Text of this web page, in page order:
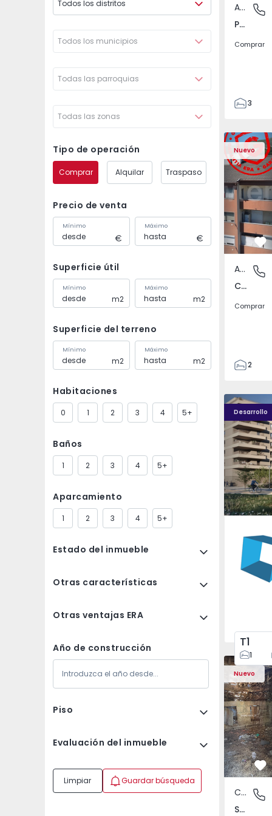
Todos los distritos
Todos los municipios
Todas las parroquias
Todas las zonas
Tipo de operación
Comprar Alquilar Traspaso
Precio de venta
Mínimo Máximo
Superficie útil
Mínimo
m2
Máximo
m2
Superficie del terreno
Mínimo
m2
Máximo
m2
Habitaciones
0 1 2 3 4 5+
Baños
1 2 3 4 5+
Aparcamiento
1 2 3 4 5+
Estado del inmueble
Otras características
Otras ventajas ERA
Año de construcción
Piso
Evaluación del inmueble
Limpiar Guardar búsqueda
Póvoa
Apartamento
Póvoa de Varzim, Beiriz e Argivai, Porto
Comprar
3
138
153
2
Nuevo
Apartamento T2
Covilhã
Apartamento
Covilhã e Canhoso, Castelo Branco
Comprar
2
85
85
0
4
Desarrollo
PLENO JARDIM - 4 PLENO
Águas
T1
1
Nuevo
Casa Vila
São
Casa de Campo
São Tomé do Castelo e Justes, Vila Real